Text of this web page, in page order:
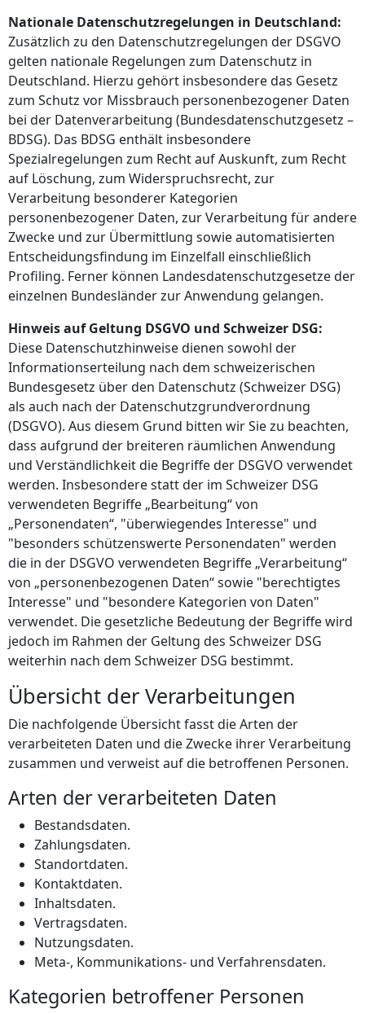
Nationale Datenschutzregelungen in Deutschland:
Zusätzlich zu den Datenschutzregelungen der DSGVO
gelten nationale Regelungen zum Datenschutz in
Deutschland. Hierzu gehört insbesondere das Gesetz
zum Schutz vor Missbrauch personenbezogener Daten
bei der Datenverarbeitung (Bundesdatenschutzgesetz –
BDSG). Das BDSG enthält insbesondere
Spezialregelungen zum Recht auf Auskunft, zum Recht
auf Löschung, zum Widerspruchsrecht, zur
Verarbeitung besonderer Kategorien
personenbezogener Daten, zur Verarbeitung für andere
Zwecke und zur Übermittlung sowie automatisierten
Entscheidungsfindung im Einzelfall einschließlich
Profiling. Ferner können Landesdatenschutzgesetze der
einzelnen Bundesländer zur Anwendung gelangen.
Hinweis auf Geltung DSGVO und Schweizer DSG:
Diese Datenschutzhinweise dienen sowohl der
Informationserteilung nach dem schweizerischen
Bundesgesetz über den Datenschutz (Schweizer DSG)
als auch nach der Datenschutzgrundverordnung
(DSGVO). Aus diesem Grund bitten wir Sie zu beachten,
dass aufgrund der breiteren räumlichen Anwendung
und Verständlichkeit die Begriffe der DSGVO verwendet
werden. Insbesondere statt der im Schweizer DSG
verwendeten Begriffe „Bearbeitung“ von
„Personendaten“, "überwiegendes Interesse" und
"besonders schützenswerte Personendaten" werden
die in der DSGVO verwendeten Begriffe „Verarbeitung“
von „personenbezogenen Daten“ sowie "berechtigtes
Interesse" und "besondere Kategorien von Daten"
verwendet. Die gesetzliche Bedeutung der Begriffe wird
jedoch im Rahmen der Geltung des Schweizer DSG
weiterhin nach dem Schweizer DSG bestimmt.
Übersicht der Verarbeitungen
Die nachfolgende Übersicht fasst die Arten der
verarbeiteten Daten und die Zwecke ihrer Verarbeitung
zusammen und verweist auf die betroffenen Personen.
Arten der verarbeiteten Daten
Bestandsdaten.
Zahlungsdaten.
Standortdaten.
Kontaktdaten.
Inhaltsdaten.
Vertragsdaten.
Nutzungsdaten.
Meta-, Kommunikations- und Verfahrensdaten.
Kategorien betroffener Personen